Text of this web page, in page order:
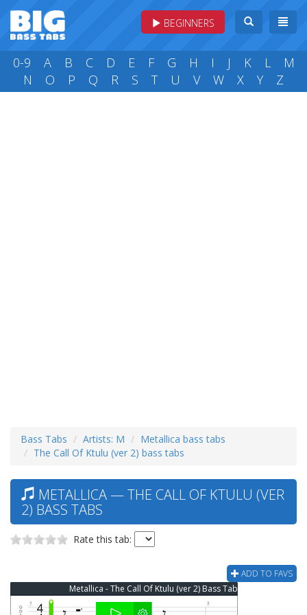
BEGINNERS
0-9 A B C D E F G H I J K L
M
N
O P Q R S T U V W X Y Z
Bass Tabs Artists: M
Metallica bass tabs
The Call Of Ktulu (ver 2) bass tabs
METALLICA — THE CALL OF KTULU (VER
2) BASS TABS
Rate this tab:
ADD TO FAVS
Metallica - The Call Of Ktulu (ver 2) Bass Tab